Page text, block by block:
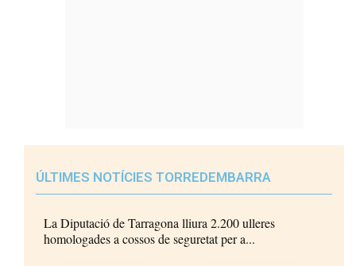
ÚLTIMES NOTÍCIES TORREDEMBARRA
La Diputació de Tarragona lliura 2.200 ulleres
homologades a cossos de seguretat per a...